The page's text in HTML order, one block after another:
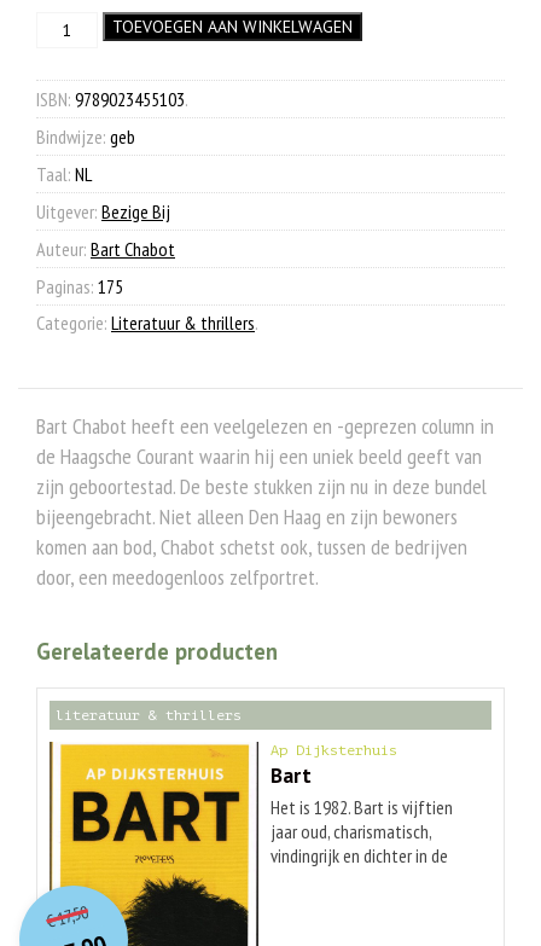
was:
€ 14,90.
is:
€ 7,90.
ScheveningseTOEVOEGEN AAN WINKELWAGEN
ISBN: 9789023455103.
Bindwijze: geb
Taal: NL
Uitgever: Bezige Bij
Auteur: Bart Chabot
Paginas: 175
Categorie: Literatuur & thrillers.
Bart Chabot heeft een veelgelezen en -geprezen column in
de Haagsche Courant waarin hij een uniek beeld geeft van
zijn geboortestad. De beste stukken zijn nu in deze bundel
bijeengebracht. Niet alleen Den Haag en zijn bewoners
komen aan bod, Chabot schetst ook, tussen de bedrijven
door, een meedogenloos zelfportret.
Gerelateerde producten
literatuur & thrillers
Ap Dijksterhuis
Bart
Het is 1982. Bart is vijftien
jaar oud, charismatisch,
vindingrijk en dichter in de
€17,50O
orspr
onkelijke
prijs
Huidige
prijs